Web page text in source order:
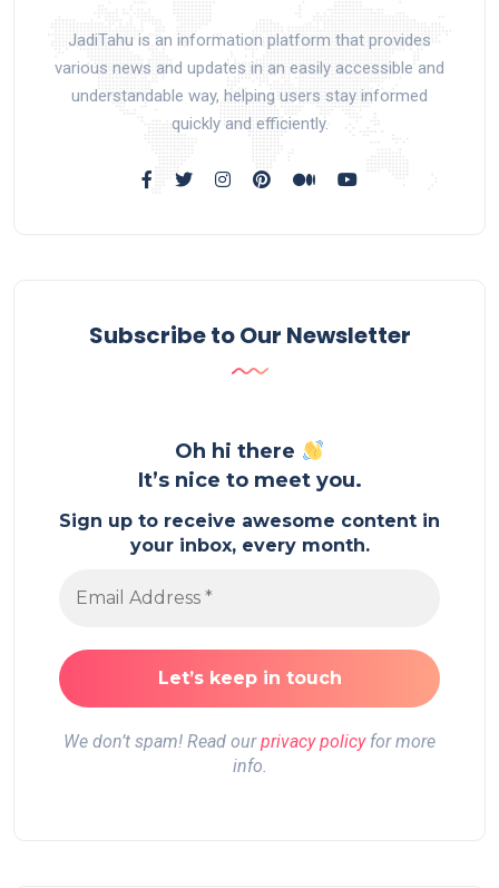
JadiTahu is an information platform that provides
various news and updates in an easily accessible and
understandable way, helping users stay informed
quickly and efficiently.
Subscribe to Our Newsletter
Oh hi there
It’s nice to meet you.
Sign up to receive awesome content in
your inbox, every month.
We don’t spam! Read ourprivacy policyfor more
info.